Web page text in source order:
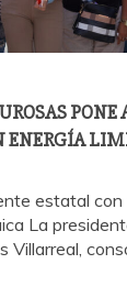
PONE
ENERGÍA
estatal
La
Villarreal,